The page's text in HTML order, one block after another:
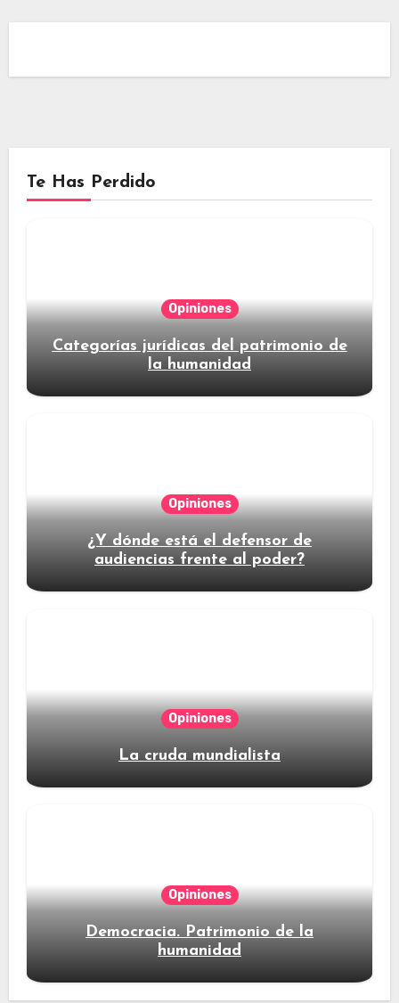
Te Has Perdido
Opiniones
Categorías jurídicas del patrimonio de
la humanidad
Opiniones
¿Y dónde está el defensor de
audiencias frente al poder?
Opiniones
La cruda mundialista
Opiniones
Democracia. Patrimonio de la
humanidad